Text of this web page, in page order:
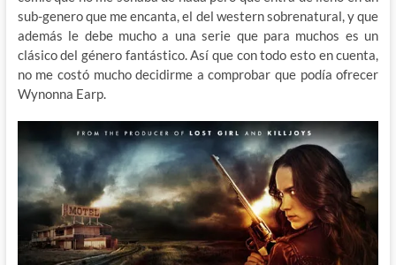
sub-genero que me encanta, el del western sobrenatural, y que
además le debe mucho a una serie que para muchos es un
clásico del género fantástico. Así que con todo esto en cuenta,
no me costó mucho decidirme a comprobar que podía ofrecer
Wynonna Earp.